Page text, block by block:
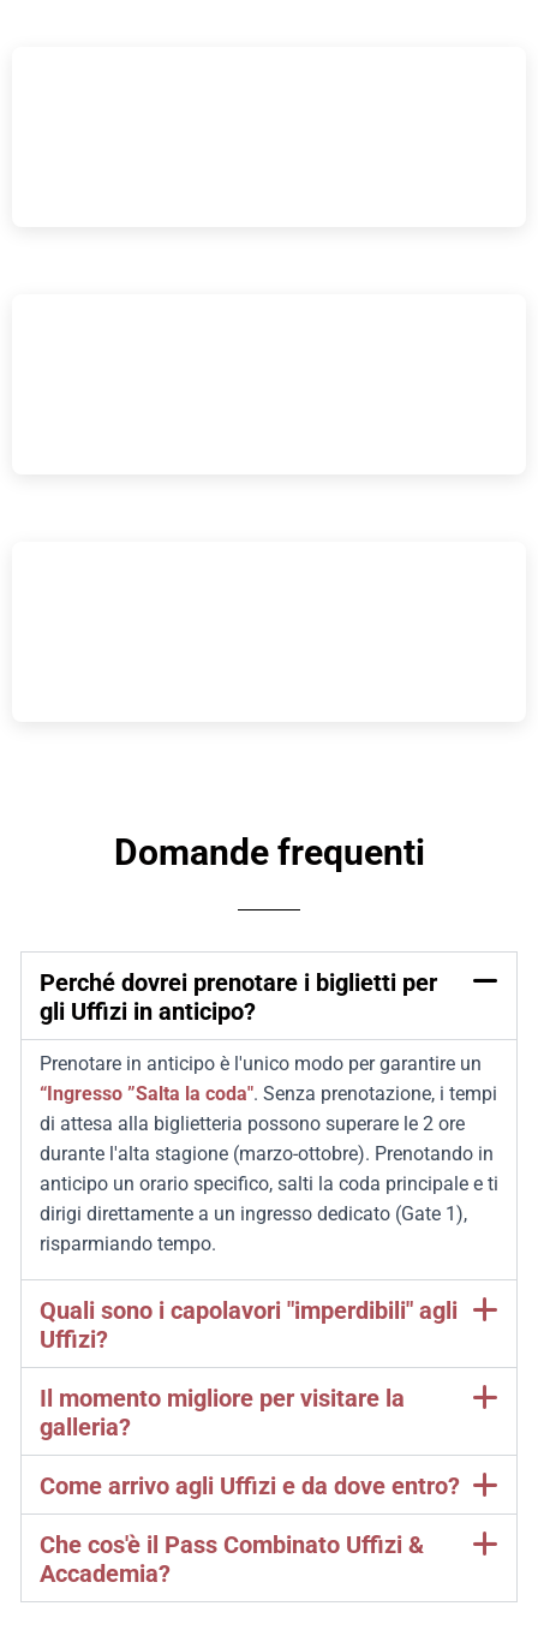
Domande frequenti
Perché dovrei prenotare i biglietti per
gli Uffizi in anticipo?
Prenotare in anticipo è l'unico modo per garantire un
“Ingresso ”Salta la coda". Senza prenotazione, i tempi
di attesa alla biglietteria possono superare le 2 ore
durante l'alta stagione (marzo-ottobre). Prenotando in
anticipo un orario specifico, salti la coda principale e ti
dirigi direttamente a un ingresso dedicato (Gate 1),
risparmiando tempo.
Quali sono i capolavori "imperdibili" agli
Uffizi?
Il momento migliore per visitare la
galleria?
Come arrivo agli Uffizi e da dove entro?
Che cos'è il Pass Combinato Uffizi &
Accademia?